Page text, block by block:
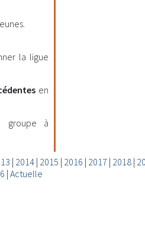
la ligue
en
groupe à
| 2014| 2015 | 2016 | 2017 | 2018|
| Actuelle